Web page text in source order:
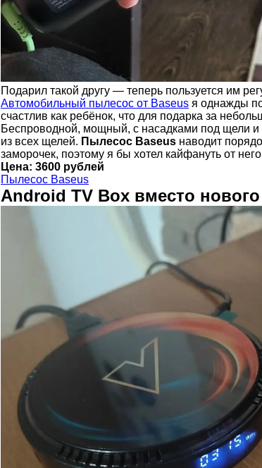
Подарил такой другу — теперь пользуется им
Автомобильный пылесос от Baseus я однажды
счастлив как ребёнок, что для подарка за
Беспроводной, мощный, с насадками под щели и
из всех щелей. Пылесос Baseus наводит
заморочек, поэтому я бы хотел кайфануть от
Цена: 3600 рублей
Пылесос Baseus
Android TV Box вместо